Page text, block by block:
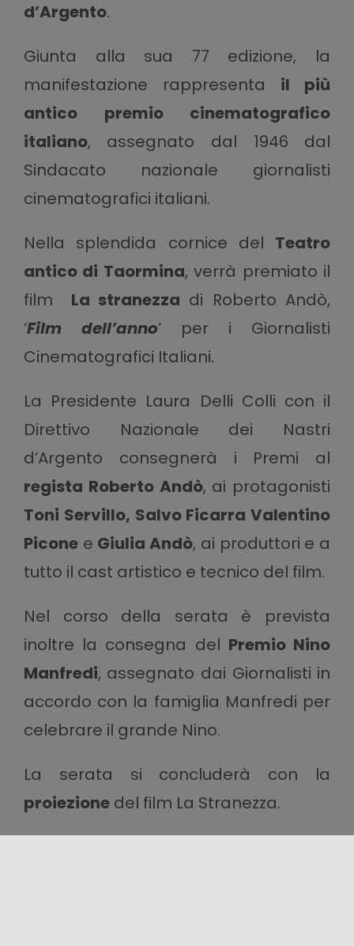
d’Argento.
Giunta alla sua 77 edizione, la
manifestazione rappresenta il più
antico premio cinematografico
italiano, assegnato dal 1946 dal
Sindacato nazionale giornalisti
cinematografici italiani.
Nella splendida cornice del Teatro
antico di Taormina, verrà premiato il
film La stranezza di Roberto Andò,
‘Film dell’anno’ per i Giornalisti
Cinematografici Italiani.
La Presidente Laura Delli Colli con il
Direttivo Nazionale dei Nastri
d’Argento consegnerà i Premi al
regista Roberto Andò, ai protagonisti
Toni Servillo, Salvo Ficarra Valentino
Piconee Giulia Andò, ai produttori e a
tutto il cast artistico e tecnico del film.
Nel corso della serata è prevista
inoltre la consegna del Premio Nino
Manfredi, assegnato dai Giornalisti in
accordo con la famiglia Manfredi per
celebrare il grande Nino.
La serata si concluderà con la
proiezionedel film La Stranezza.